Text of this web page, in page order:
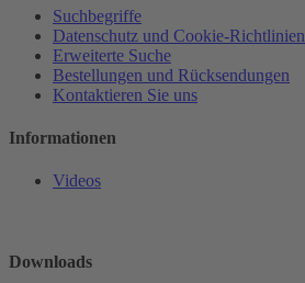
Suchbegriffe
Datenschutz und Cookie-Richtlinien
Erweiterte Suche
Bestellungen und Rücksendungen
Kontaktieren Sie uns
Informationen
Videos
Downloads